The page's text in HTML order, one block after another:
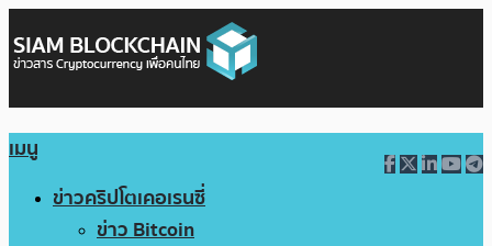
เมนู
ข่าวคริปโตเคอเรนซี่
ข่าว Bitcoin